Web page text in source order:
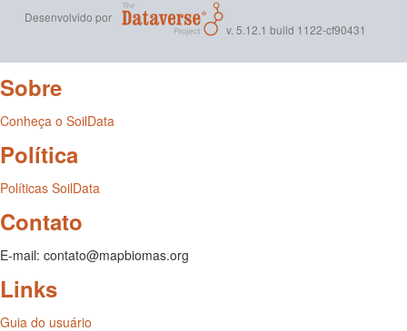
Desenvolvido por
v. 5.12.1 build 1122-cf90431
Sobre
Conheça o SoilData
Política
Políticas SoilData
Contato
E-mail: contato@mapbiomas.org
Links
Guia do usuário